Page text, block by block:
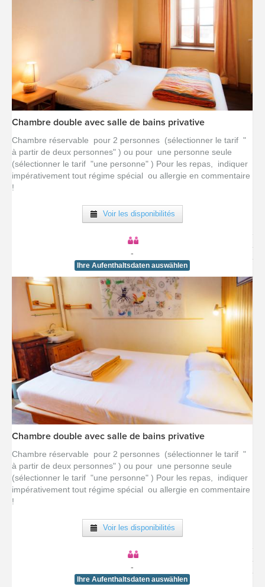
[voir la fiche détail]
Chambre double avec salle de bains privative
Chambre réservable pour 2 personnes (sélectionner le tarif "
à partir de deux personnes" ) ou pour une personne seule
(sélectionner le tarif "une personne" ) Pour les repas, indiquer
impérativement tout régime spécial ou allergie en commentaire
!
Voir les disponibilités
-
Ihre Aufenthaltsdaten auswählen
[voir la fiche détail]
Chambre double avec salle de bains privative
Chambre réservable pour 2 personnes (sélectionner le tarif "
à partir de deux personnes" ) ou pour une personne seule
(sélectionner le tarif "une personne" ) Pour les repas, indiquer
impérativement tout régime spécial ou allergie en commentaire
!
Voir les disponibilités
-
Ihre Aufenthaltsdaten auswählen